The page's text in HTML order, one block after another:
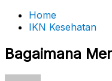
Home
IKN Kesehatan
Bagaimana